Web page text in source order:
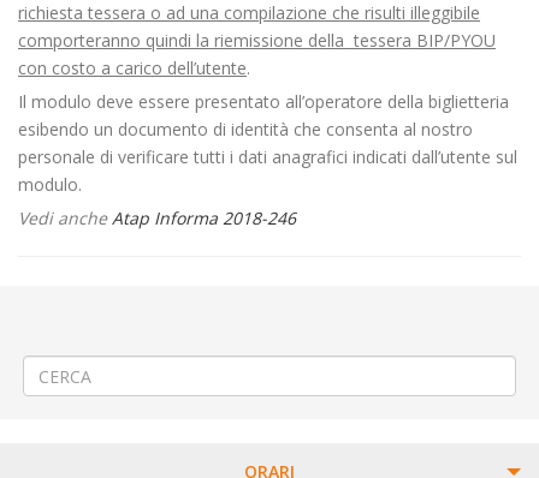
richiesta tessera o ad una compilazione che risulti illeggibile
comporteranno quindi la riemissione della tessera BIP/PYOU
con costo a carico dell’utente.
Il modulo deve essere presentato all’operatore della biglietteria
esibendo un documento di identità che consenta al nostro
personale di verificare tutti i dati anagrafici indicati dall’utente sul
modulo.
Vedi ancheAtap Informa 2018-246
ORARI